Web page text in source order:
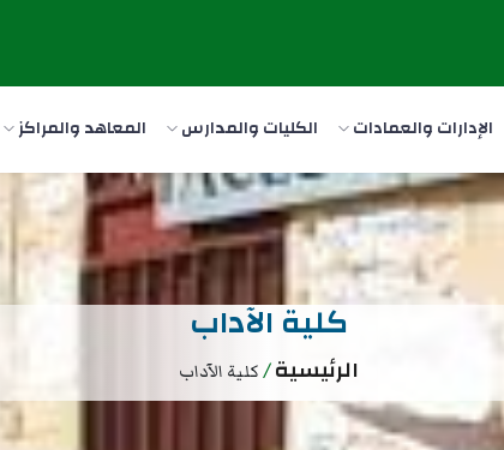
الإدارات والعمادات الكليات والمدارس المعاهد والمراكز
كلية الآداب
الرئيسية/كلية الآداب